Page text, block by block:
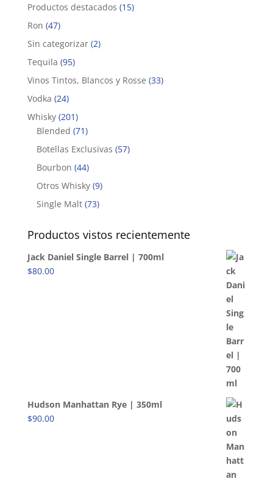
Productos destacados (15)
Ron (47)
Sin categorizar (2)
Tequila (95)
Vinos Tintos, Blancos y Rosse (33)
Vodka (24)
Whisky (201)
Blended (71)
Botellas Exclusivas (57)
Bourbon (44)
Otros Whisky (9)
Single Malt (73)
Productos vistos recientemente
Jack Daniel Single Barrel | 700ml
$80.00
Hudson Manhattan Rye | 350ml
$90.00